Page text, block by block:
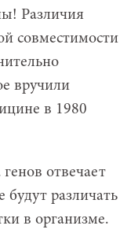
Различия
совместимости
вручили
в 1980
отвечает
будут различать
в организме.